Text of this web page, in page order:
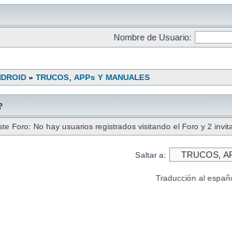
Nombre de Usuario:
» TRUCOS, APPs Y MANUALES
Foro: No hay usuarios registrados visitando el Foro y 2
Saltar a:
Traducción al